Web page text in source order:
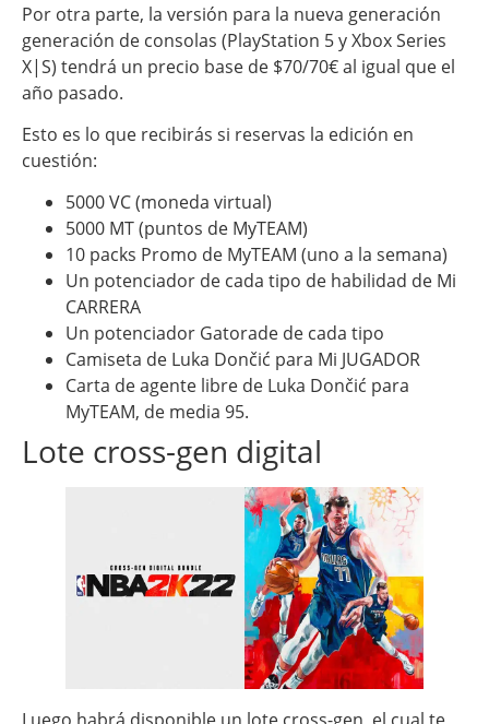
Por otra parte, la versión para la nueva generación
generación de consolas (PlayStation 5 y Xbox Series
X|S) tendrá un precio base de $70/70€ al igual que el
año pasado.
Esto es lo que recibirás si reservas la edición en
cuestión:
5000 VC (moneda virtual)
5000 MT (puntos de MyTEAM)
10 packs Promo de MyTEAM (uno a la semana)
Un potenciador de cada tipo de habilidad de Mi
CARRERA
Un potenciador Gatorade de cada tipo
Camiseta de Luka Dončić para Mi JUGADOR
Carta de agente libre de Luka Dončić para
MyTEAM, de media 95.
Lote cross-gen digital